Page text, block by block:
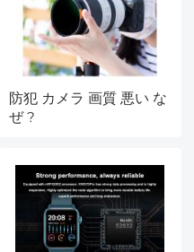
防犯 カメラ 画質 悪い な
ぜ ?